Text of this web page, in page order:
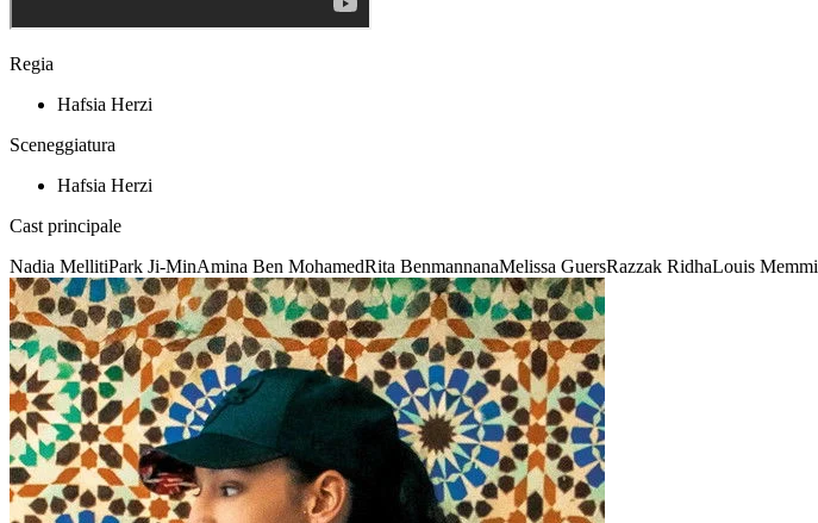
Regia
Hafsia Herzi
Sceneggiatura
Hafsia Herzi
Cast principale
Nadia MellitiPark Ji-MinAmina Ben MohamedRita BenmannanaMelissa GuersRazzak RidhaLouis Memmi